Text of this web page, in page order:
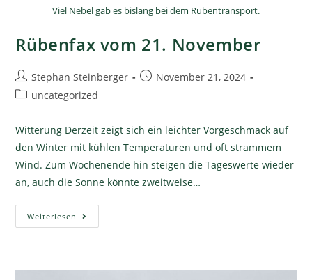
Viel Nebel gab es bislang bei dem Rübentransport.
Rübenfax vom 21. November
Stephan Steinberger
November 21, 2024
uncategorized
Witterung Derzeit zeigt sich ein leichter Vorgeschmack auf
den Winter mit kühlen Temperaturen und oft strammem
Wind. Zum Wochenende hin steigen die Tageswerte wieder
an, auch die Sonne könnte zweitweise…
Weiterlesen